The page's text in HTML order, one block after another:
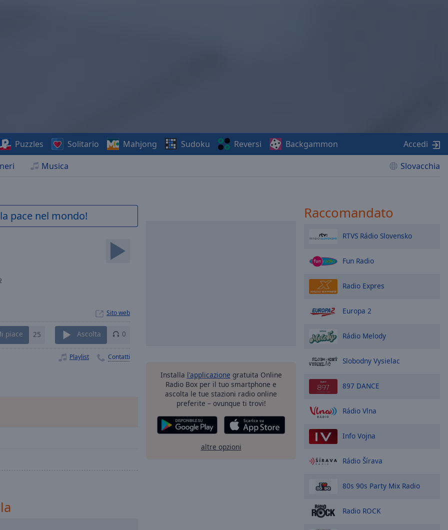
Musica Slovacchia
Puzzles Solitario Mahjong Sudoku Reversi Backgammon Accedi
pace nel mondo!
Sito web
piace 25 Ascolta 0
Playlist Contatti
Installa l'applicazione gratuita Online
Radio Box per il tuo smartphone e
ascolta le tue stazioni radio online
preferite – ovunque ti trovi!
altre opzioni
Raccomandato
RTVS Rádio Slovensko
Fun Radio
Radio Expres
Europa 2
Rádio Melody
Slobodny Vysielac
897 DANCE
Rádio Vlna
Info Vojna
Rádio Šírava
80s 90s Party Mix Radio
Radio ROCK